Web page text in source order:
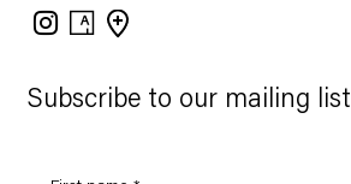
Subscribe to our mailing list
Instagram
Artsy
Maps